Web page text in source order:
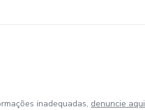
inadequadas, denuncie aqui